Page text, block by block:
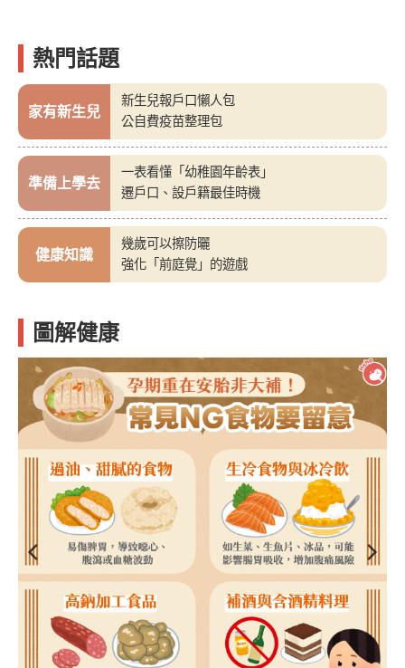
熱門話題
家有新生兒
新生兒報戶口懶人包
公自費疫苗整理包
準備上學去
一表看懂「幼稚園年齡表」
遷戶口、設戶籍最佳時機
健康知識
幾歲可以擦防曬
強化「前庭覺」的遊戲
圖解健康